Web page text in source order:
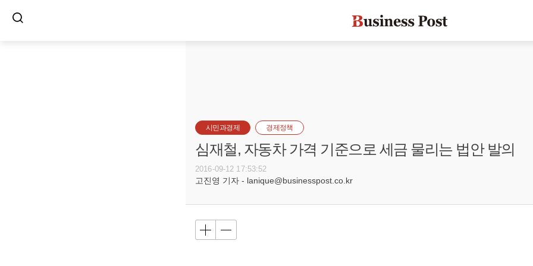
시민과경제 경제정책
심재철, 자동차 가격 기준으로 세금 물리는 법안 발의
2016-09-12 17:53:52
고진영 기자 - lanique@businesspost.co.kr